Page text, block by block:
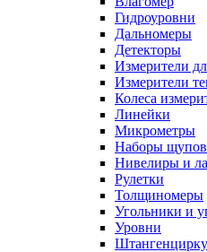
Гидроуровни
Дальномеры
Детекторы
Измерители
Измерители
Колеса
Линейки
Микрометры
Наборы щупов
Нивелиры и
Рулетки
Толщиномеры
Угольники и
Уровни